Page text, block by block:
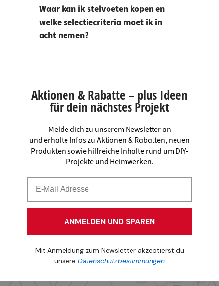
Waar kan ik stelvoeten kopen en
welke selectiecriteria moet ik in
acht nemen?
Aktionen & Rabatte – plus Ideen
für dein nächstes Projekt
Melde dich zu unserem Newsletter an
und erhalte Infos zu Aktionen & Rabatten, neuen
Produkten sowie hilfreiche Inhalte rund um DIY-
Projekte und Heimwerken.
ANMELDEN UND SPAREN
Mit Anmeldung zum Newsletter akzeptierst du
unsere Datenschutzbestimmungen